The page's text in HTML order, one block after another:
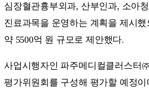
심장혈관흉부외과, 산부인과, 소아
진료과목을 운영하는 계획을 제시
약 5500억 원 규모로 제안했다.
사업시행자인 파주메디컬클러스터
평가위원회를 구성해 평가할 예정